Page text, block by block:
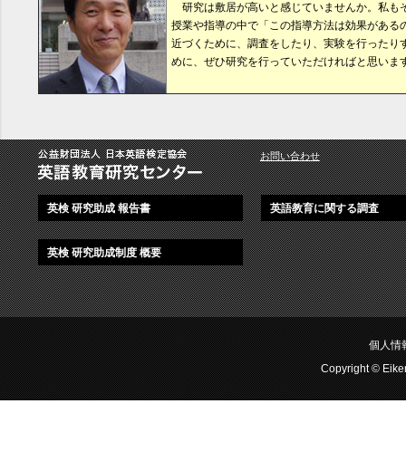
研究は敷居が高いと感じていませんか。私も
授業や指導の中で「この指導方法は効果があ
近づくために、調査をしたり、実験を行った
めに、ぜひ研究を行っていただければと思いま
お問い合わせ
英検 研究助成 報告書
英検 研究助成制度 概要
英語教育に関する調査
個人情
Copyright ©